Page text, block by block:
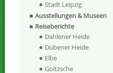
Stadt Leipzig
Ausstellungen & Museen
Reiseberichte
Dahlener Heide
Dübener Heide
Elbe
Goitzsche